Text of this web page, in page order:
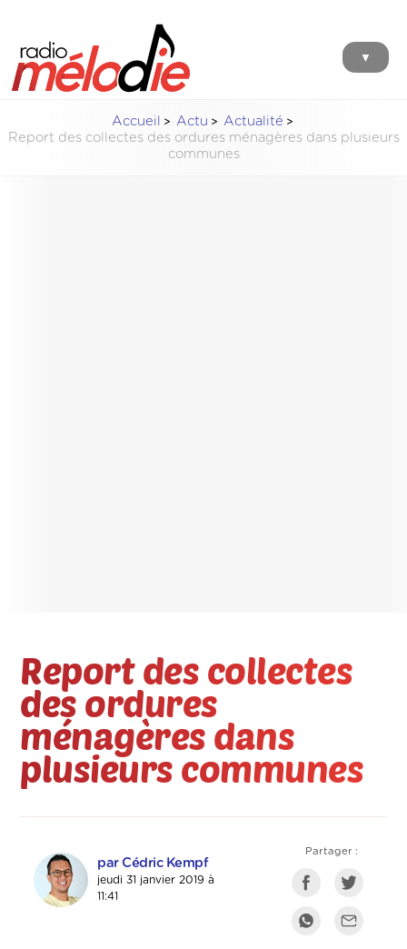
▼
Accueil Actu
Actualité
Report des collectes des ordures ménagères dans plusieurs
communes
Report des collectes
des ordures
ménagères dans
plusieurs communes
par Cédric Kempf
jeudi 31 janvier 2019 à
11:41
Partager :